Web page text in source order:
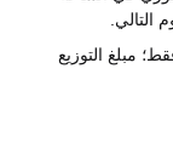
مبلغ التوزيع